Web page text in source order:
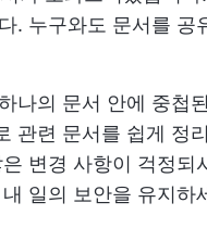
. 누구와도 문서를 공
나의 문서 안에 중첩
관련 문서를 쉽게 정
변경 사항이 걱정되
일의 보안을 유지하